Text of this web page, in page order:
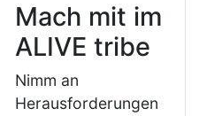
Mach mit im
ALIVE tribe
Nimm an
Herausforderungen